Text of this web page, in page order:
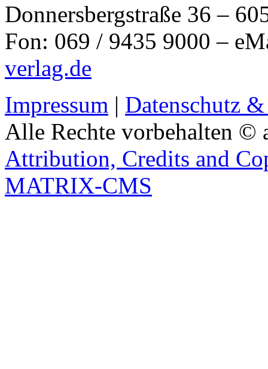
Donnersbergstraße 36 –
Fon: 069 / 9435 9000 –
verlag.de
Impressum | Datenschutz
Alle Rechte vorbehalten ©
Attribution, Credits and
MATRIX-CMS